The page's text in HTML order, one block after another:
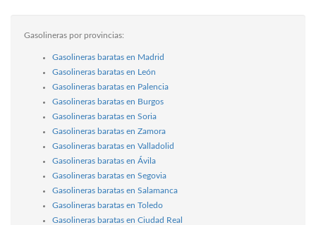
Gasolineras por provincias:
Gasolineras baratas en Madrid
Gasolineras baratas en León
Gasolineras baratas en Palencia
Gasolineras baratas en Burgos
Gasolineras baratas en Soria
Gasolineras baratas en Zamora
Gasolineras baratas en Valladolid
Gasolineras baratas en Ávila
Gasolineras baratas en Segovia
Gasolineras baratas en Salamanca
Gasolineras baratas en Toledo
Gasolineras baratas en Ciudad Real